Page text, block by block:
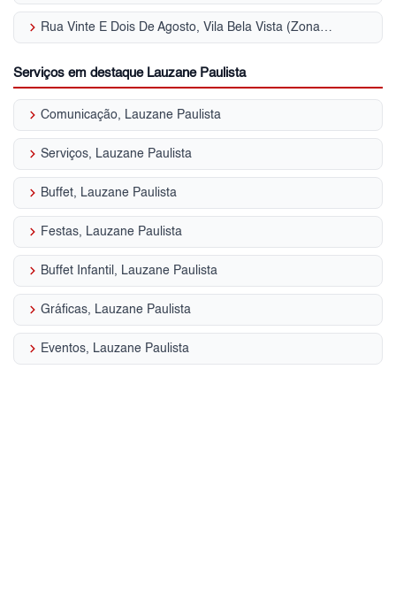
keyboard_arrow_right Rua Vinte E Dois De Agosto, Vila Bela Vista (Zona Norte)
Serviços em destaque Lauzane Paulista
keyboard_arrow_right Comunicação, Lauzane Paulista
keyboard_arrow_right Serviços, Lauzane Paulista
keyboard_arrow_right Buffet, Lauzane Paulista
keyboard_arrow_right Festas, Lauzane Paulista
keyboard_arrow_right Buffet Infantil, Lauzane Paulista
keyboard_arrow_right Gráficas, Lauzane Paulista
keyboard_arrow_right Eventos, Lauzane Paulista